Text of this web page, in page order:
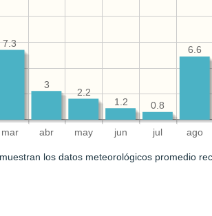
mar abr may jun jul ago
6.6
0.8
1.2
2.2
3
7.3
los datos meteorológicos promedio